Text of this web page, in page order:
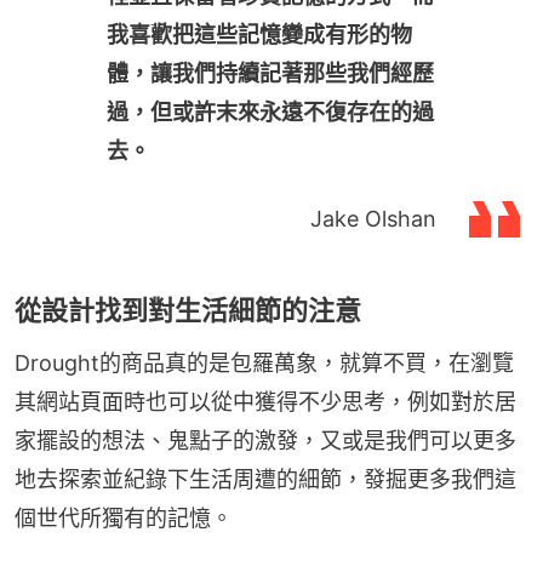
我喜歡把這些記憶變成有形的物
體，讓我們持續記著那些我們經歷
過，但或許末來永遠不復存在的過
去。
Jake Olshan
從設計找到對生活細節的注意
Drought的商品真的是包羅萬象，就算不買，在瀏覽
其網站頁面時也可以從中獲得不少思考，例如對於居
家擺設的想法、鬼點子的激發，又或是我們可以更多
地去探索並紀錄下生活周遭的細節，發掘更多我們這
個世代所獨有的記憶。